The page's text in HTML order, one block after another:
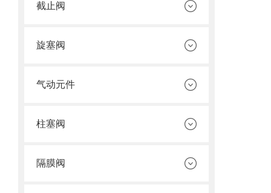
截止阀
旋塞阀
气动元件
柱塞阀
隔膜阀